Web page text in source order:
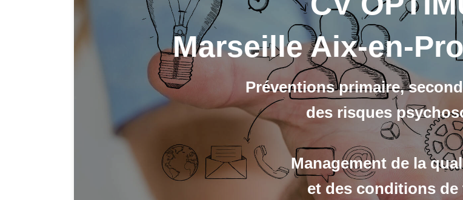
Marseille Aix-en-
Préventions primaire,
des risques
Management de la
et des conditions de